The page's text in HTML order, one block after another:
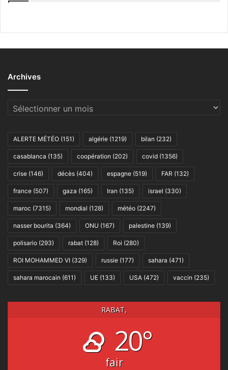
Archives
Archives
ALERTE MÉTÉO (151) algérie (1219) bilan (232)
casablanca (135) coopération (202) covid (1356)
crise (146) décès (404) espagne (519) FAR (132)
france (507) gaza (165) Iran (135) israel (330)
maroc (7315) mondial (128) météo (2247)
nasser bourita (364) ONU (167) palestine (139)
polisario (293) rabat (128) Roi (280)
ROI MOHAMMED VI (329) russie (177) sahara (471)
sahara marocain (611) UE (133) USA (472) vaccin (235)
RABAT,
20°
fair